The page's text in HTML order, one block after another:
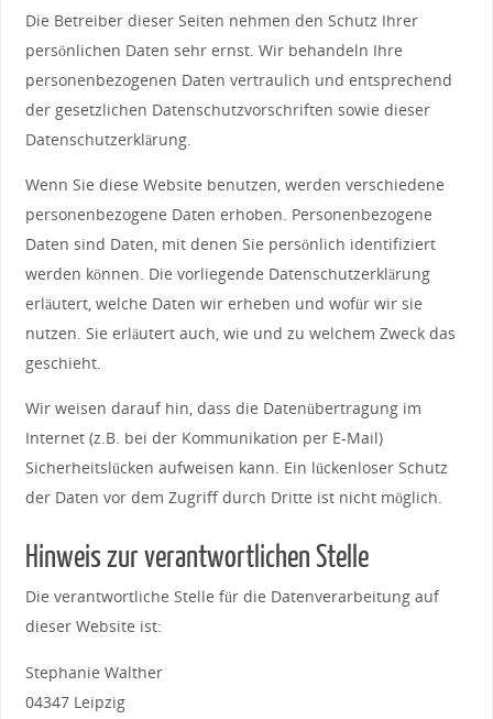
Die Betreiber dieser Seiten nehmen den Schutz Ihrer
persönlichen Daten sehr ernst. Wir behandeln Ihre
personenbezogenen Daten vertraulich und entsprechend
der gesetzlichen Datenschutzvorschriften sowie dieser
Datenschutzerklärung.
Wenn Sie diese Website benutzen, werden verschiedene
personenbezogene Daten erhoben. Personenbezogene
Daten sind Daten, mit denen Sie persönlich identifiziert
werden können. Die vorliegende Datenschutzerklärung
erläutert, welche Daten wir erheben und wofür wir sie
nutzen. Sie erläutert auch, wie und zu welchem Zweck das
geschieht.
Wir weisen darauf hin, dass die Datenübertragung im
Internet (z.B. bei der Kommunikation per E-Mail)
Sicherheitslücken aufweisen kann. Ein lückenloser Schutz
der Daten vor dem Zugriff durch Dritte ist nicht möglich.
Hinweis zur verantwortlichen Stelle
Die verantwortliche Stelle für die Datenverarbeitung auf
dieser Website ist:
Stephanie Walther
04347 Leipzig